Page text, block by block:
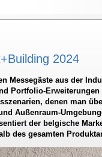
2024
Messegäste aus der
Portfolio-Erweiterungen
denen man
Außenraum-
der belgische
des gesamten